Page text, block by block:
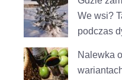
We wsi?
podczas
Nalewka